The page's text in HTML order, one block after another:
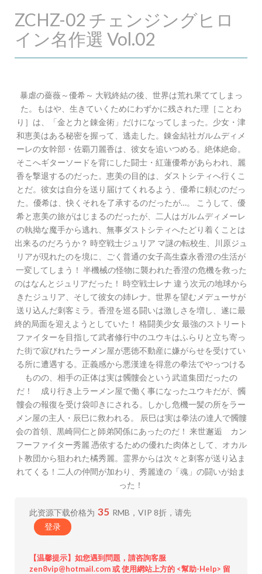
ZCHZ-02 チェンジングヒロ
イン名作選 Vol.02
暴虐の薔薇～優希～ 大戦終結の後、世界は荒れ果ててしまっ
た。もはや、生きていくためにわずかに残された理［ことわ
り］は、「金と力と錬金術」だけになってしまった。少女・津
和恵美はある秘密を握って、逃走した。錬金結社ガルムディメ
ーレの女幹部・佐覇刀麗香は、彼女を追いつめる。絶体絶命。
そこへギターソードを背にした闘士・紅蓮優希があらわれ、麗
香を撃退するのだった。恵美の目的は、ダストシティへ行くこ
とだ。彼女は自分を送り届けてくれるよう、優希に頼むのだっ
た。優希は、快くそれを了承するのだったが…。 こうして、優
希と恵美の旅がはじまるのだったが、二人はガルムディメーレ
の執拗な魔手から逃れ、無事ダストシティへたどり着くことは
出来るのだろうか？ 時空戦士ジュリア マ謎の転校生、川原ジュ
リアが現れたのを境に、ごく普通の女子高生森永香澄の生活が
一変してしまう！ 半機械の怪物に襲われた香澄の危機を救った
のはなんとジュリアだった！ 時空戦士レナ 違う次元の地球から
きたジュリア、そして彼女の姉レナ。世界を望むメデューサが
送り込んだ刺客ミラ。香澄を巡る闘いは激しさを増し、遂に最
終的局面を迎えようとしていた！ 格闘美少女 最強のストリート
ファイターを目指して武者修行中のユウキはふらりと立ち寄っ
た街で寂びれたラーメン屋が悪徳不動産に嫌がらせを受けてい
る所に遭遇する。正義感から悪漢達を得意の拳法でやっつける
ものの、相手の正体は実は髑髏会という武道集団だったの
だ！ 成り行き上ラーメン屋で働く事になったユウキだが、髑
髏会の報復を受け袋叩きにされる。しかし危機一髪の所をラー
メン屋の主人・辰巳に救われる。 辰巳は実は拳法の達人で髑髏
会の首領、黒崎同仁と師弟関係にあったのだ！ 来世邂逅 カン
フーファイター秀麗 憑依するための優れた肉体として、オカル
ト教団から狙われた橘秀麗。霊界からは次々と刺客が送り込ま
れてくる！二人の仲間が加わり、秀麗達の「魂」の闘いが始ま
った！
此资源下载价格为 35 RMB，VIP 8折，请先
登录
【温馨提示】如您遇到問題，請咨詢客服
zen8vip@hotmail.com 或 使用網站上方的 <幫助-Help> 留